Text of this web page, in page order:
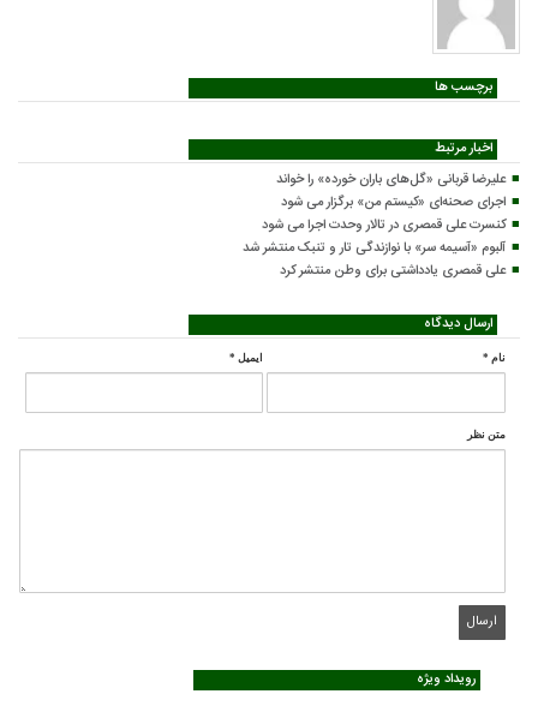
برچسب ها
اخبار مرتبط
علیرضا قربانی «گل‌های باران خورده» را خواند
اجرای صحنه‌ای «کیستم من» برگزار می شود
کنسرت علی قمصری در تالار وحدت اجرا می شود
آلبوم «آسیمه سر» با نوازندگی تار و تنبک منتشر شد
علی قمصری یادداشتی برای وطن منتشر کرد
ارسال دیدگاه
نام * ایمیل *
متن نظر
رویداد ویژه